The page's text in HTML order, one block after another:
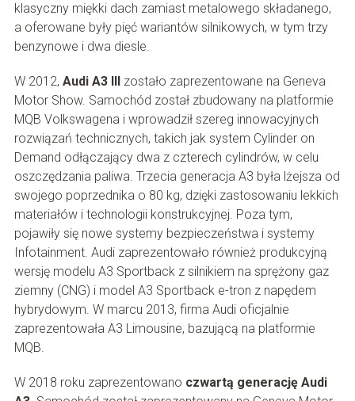
klasyczny miękki dach zamiast metalowego składanego,
a oferowane były pięć wariantów silnikowych, w tym trzy
benzynowe i dwa diesle.
W 2012, Audi A3 III
zostało zaprezentowane na Geneva
Motor Show. Samochód został zbudowany na platformie
MQB Volkswagena i wprowadził szereg innowacyjnych
rozwiązań technicznych, takich jak system Cylinder on
Demand odłączający dwa z czterech cylindrów, w celu
oszczędzania paliwa. Trzecia generacja A3 była lżejsza od
swojego poprzednika o 80 kg, dzięki zastosowaniu lekkich
materiałów i technologii konstrukcyjnej. Poza tym,
pojawiły się nowe systemy bezpieczeństwa i systemy
Infotainment. Audi zaprezentowało również produkcyjną
wersję modelu A3 Sportback z silnikiem na sprężony gaz
ziemny (CNG) i model A3 Sportback e-tron z napędem
hybrydowym. W marcu 2013, firma Audi oficjalnie
zaprezentowała A3 Limousine, bazującą na platformie
MQB.
W 2018 roku zaprezentowano czwartą generację Audi